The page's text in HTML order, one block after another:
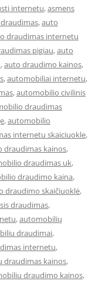
internetu,asmens
,auto
draudimas internetu
pigiau,auto
,auto draudimo kainos,
,automobiliai internetu,
,automobilio civilinis
draudimas
,automobilio
internetu skaiciuokle,
draudimas kainos,
draudimas uk,
draudimo kaina,
draudimo skaičiuoklė,
draudimas,
,automobilių
draudimai,
internetu,
draudimas kainos,
draudimo kainos,